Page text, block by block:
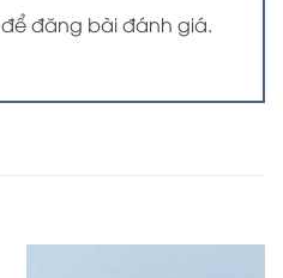
để đăng bài đánh giá.